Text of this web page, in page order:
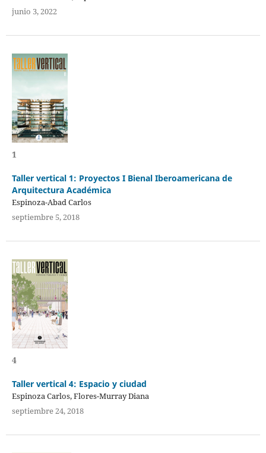
junio 3, 2022
1
Taller vertical 1: Proyectos I Bienal Iberoamericana de
Arquitectura Académica
Espinoza-Abad Carlos
septiembre 5, 2018
4
Taller vertical 4: Espacio y ciudad
Espinoza Carlos, Flores-Murray Diana
septiembre 24, 2018